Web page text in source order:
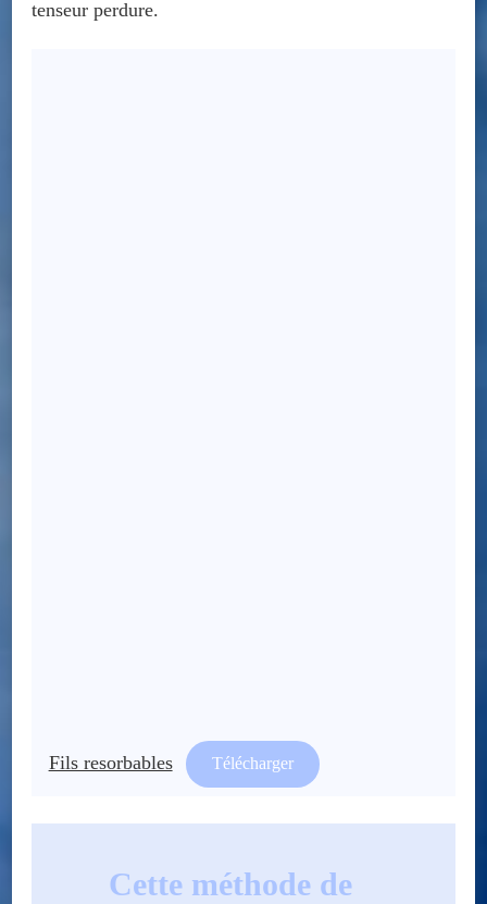
tenseur perdure.
Fils resorbables Télécharger
Cette méthode de